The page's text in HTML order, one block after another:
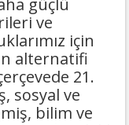
güçlü
ve
için
alternatifi
21.
sosyal ve
bilim ve